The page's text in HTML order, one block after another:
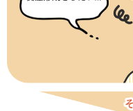
証券口座開設
金銭信託のしくみ
取扱商品一覧
iDeCo・国民年金基金